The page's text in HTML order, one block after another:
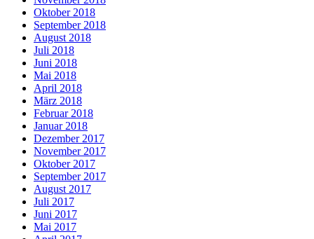
Oktober 2018
September 2018
August 2018
Juli 2018
Juni 2018
Mai 2018
April 2018
März 2018
Februar 2018
Januar 2018
Dezember 2017
November 2017
Oktober 2017
September 2017
August 2017
Juli 2017
Juni 2017
Mai 2017